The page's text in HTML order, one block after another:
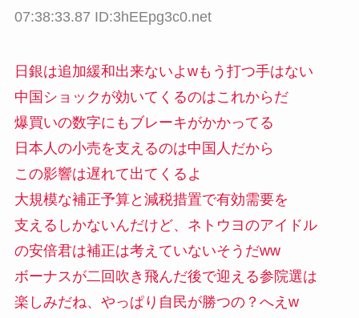
07:38:33.87 ID:3hEEpg3c0.net
日銀は追加緩和出来ないよwもう打つ手はない
中国ショックが効いてくるのはこれからだ
爆買いの数字にもブレーキがかかってる
日本人の小売を支えるのは中国人だから
この影響は遅れて出てくるよ
大規模な補正予算と減税措置で有効需要を
支えるしかないんだけど、ネトウヨのアイドル
の安倍君は補正は考えていないそうだww
ボーナスが二回吹き飛んだ後で迎える参院選は
楽しみだね、やっぱり自民が勝つの？へえw